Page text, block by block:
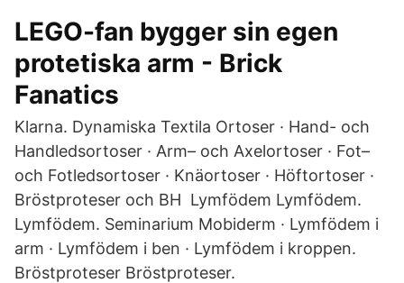
LEGO-fan bygger sin egen
protetiska arm - Brick
Fanatics
Klarna. Dynamiska Textila Ortoser · Hand- och
Handledsortoser · Arm– och Axelortoser · Fot–
och Fotledsortoser · Knäortoser · Höftortoser ·
Bröstproteser och BH Lymfödem Lymfödem.
Lymfödem. Seminarium Mobiderm · Lymfödem i
arm · Lymfödem i ben · Lymfödem i kroppen.
Bröstproteser Bröstproteser.